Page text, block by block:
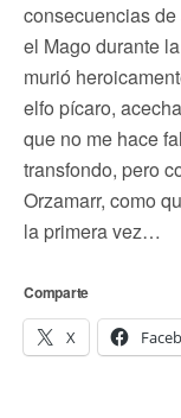
consecuencias
el Mago durante
murió
elfo pícaro,
que no me hace
transfondo, pero
Orzamarr, como
la primera vez…
Comparte
X